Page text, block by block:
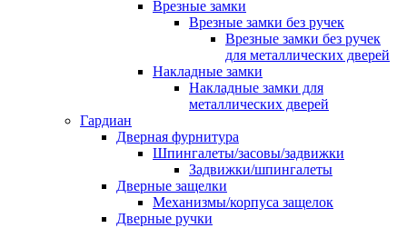
Врезные замки
Врезные замки без ручек
Врезные замки без ручек
для металлических дверей
Накладные замки
Накладные замки для
металлических дверей
Гардиан
Дверная фурнитура
Шпингалеты/засовы/задвижки
Задвижки/шпингалеты
Дверные защелки
Механизмы/корпуса защелок
Дверные ручки